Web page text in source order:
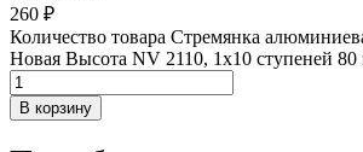
260 ₽
Количество товара Стремянка
Новая Высота NV 2110, 1х10 ступеней
В корзину